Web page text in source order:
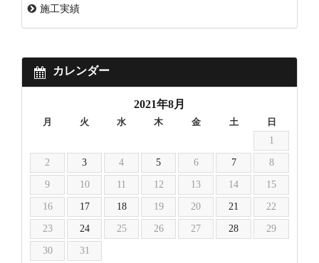
施工実績
カレンダー
2021年8月
月 火 水 木 金 土 日
1
2 3 4 5 6 7 8
9 10 11 12 13 14 15
16 17 18 19 20 21 22
23 24 25 26 27 28 29
30
31